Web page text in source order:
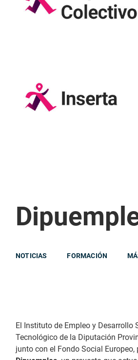
NOTICIAS FORMACIÓN
El Instituto de Empleo y Desarrollo
Tecnológico de la Diputación
junto con el Fondo Social Europeo,